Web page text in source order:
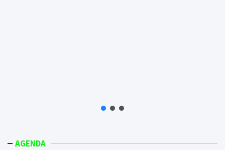
AGENDA